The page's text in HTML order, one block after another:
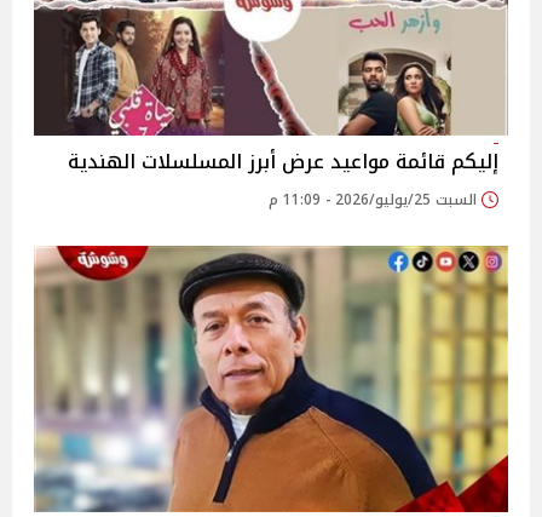
إليكم قائمة مواعيد عرض أبرز المسلسلات الهندية
السبت 25/يوليو/2026 - 11:09 م